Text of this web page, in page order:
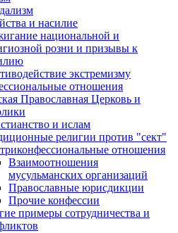
и насилие
национальной и
розни и призывы к
экстремизму
отношения
Православная Церковь и
и ислам
религии против "сект"
отношения
Взаимоотношения
мусульманских организаций
Православные юрисдикции
Прочие конфессии
примеры сотрудничества и